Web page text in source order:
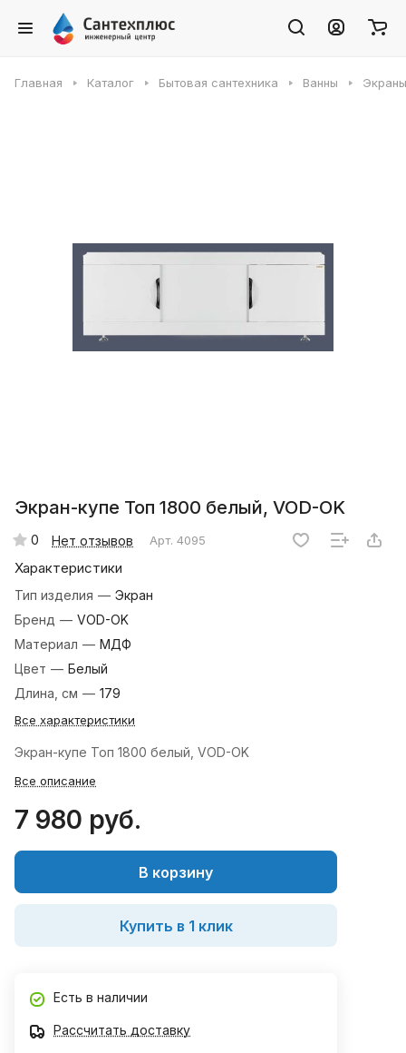
Главная Каталог Бытовая сантехника Ванны
Экран-купе Топ 1800 белый, VOD-OK
0 Нет отзывов Арт. 4095
Характеристики
Тип изделия — Экран
Бренд — VOD-OK
Материал — МДФ
Цвет — Белый
Длина, см — 179
Все характеристики
Экран-купе Топ 1800 белый, VOD-OK
Все описание
7 980 руб.
В корзину
Купить в 1 клик
Есть в наличии
Рассчитать доставку